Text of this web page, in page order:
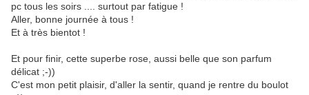
pc tous les soirs .... surtout par fatigue !
Aller, bonne journée à tous !
Et à très bientot !
Et pour finir, cette superbe rose, aussi belle que son parfum
délicat ;-))
C'est mon petit plaisir, d'aller la sentir, quand je rentre du boulot